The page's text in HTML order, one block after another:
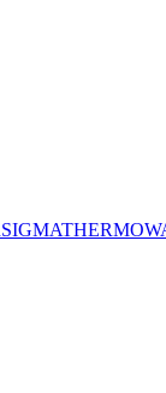
SIGMA